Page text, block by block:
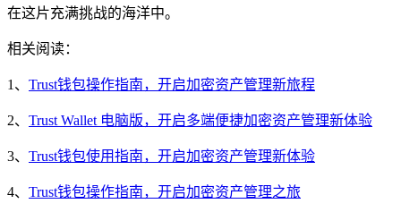
在这片充满挑战的海洋中。
相关阅读：
1、 Trust钱包操作指南，开启加密资产管理新旅程
2、 Trust Wallet 电脑版，开启多端便捷加密资产管理新体验
3、 Trust钱包使用指南，开启加密资产管理新体验
4、 Trust钱包操作指南，开启加密资产管理之旅